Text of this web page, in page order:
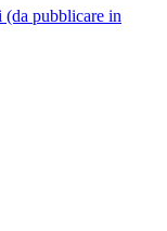
pubblicare in